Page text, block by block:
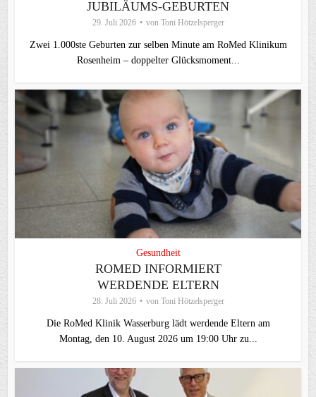
JUBILÄUMS-GEBURTEN
29. Juli 2026 von Toni Hötzelsperger
Zwei 1.000ste Geburten zur selben Minute am RoMed Klinikum
Rosenheim – doppelter Glücksmoment...
Gesundheit
ROMED INFORMIERT
WERDENDE ELTERN
28. Juli 2026 von Toni Hötzelsperger
Die RoMed Klinik Wasserburg lädt werdende Eltern am
Montag, den 10. August 2026 um 19:00 Uhr zu...